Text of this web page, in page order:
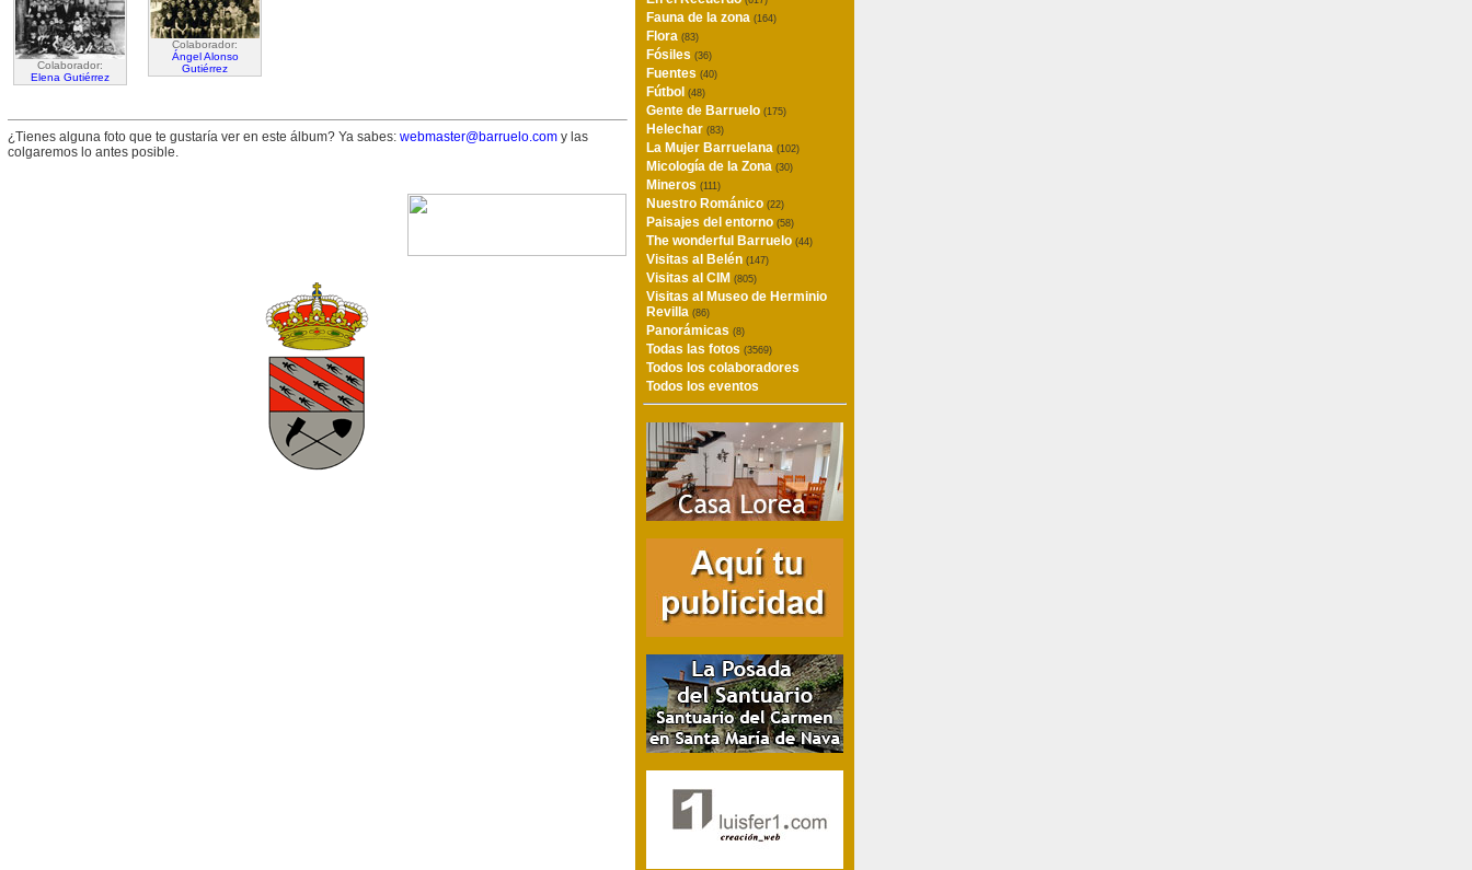
Colaborador:
Elena Gutiérrez
Colaborador:
Ángel Alonso
Gutiérrez
¿Tienes alguna foto que te gustaría ver en este álbum? Ya sabes: webmaster@barruelo.com y las
colgaremos lo antes posible.
Fauna de la zona (164)
Flora (83)
Fósiles (36)
Fuentes (40)
Fútbol (48)
Gente de Barruelo (175)
Helechar (83)
La Mujer Barruelana (102)
Micología de la Zona (30)
Mineros (111)
Nuestro Románico (22)
Paisajes del entorno (58)
The wonderful Barruelo (44)
Visitas al Belén (147)
Visitas al CIM (805)
Visitas al Museo de Herminio
Revilla (86)
Panorámicas (8)
Todas las fotos (3569)
Todos los colaboradores
Todos los eventos